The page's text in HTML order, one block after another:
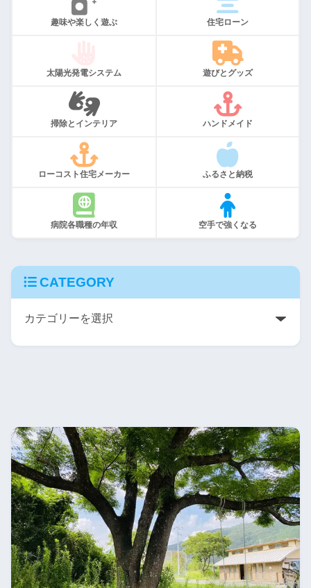
趣味や楽しく遊ぶ 住宅ローン
太陽光発電システム 遊びとグッズ
掃除とインテリア ハンドメイド
ローコスト住宅メーカー ふるさと納税
病院各職種の年収 空手で強くなる
CATEGORY